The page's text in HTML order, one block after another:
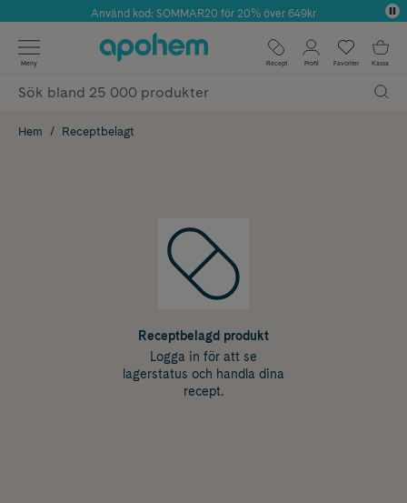
Årets Butik 2025 inom Skönhet
Använd kod: SOMMAR20 för 20% över 649kr
✓ Fri frakt
✓ Poäng på alla köp*
Meny Recept Profil Favoriter Kassa
Hem Receptbelagt
Receptbelagd produkt
Logga in för att se
lagerstatus och handla dina
recept.